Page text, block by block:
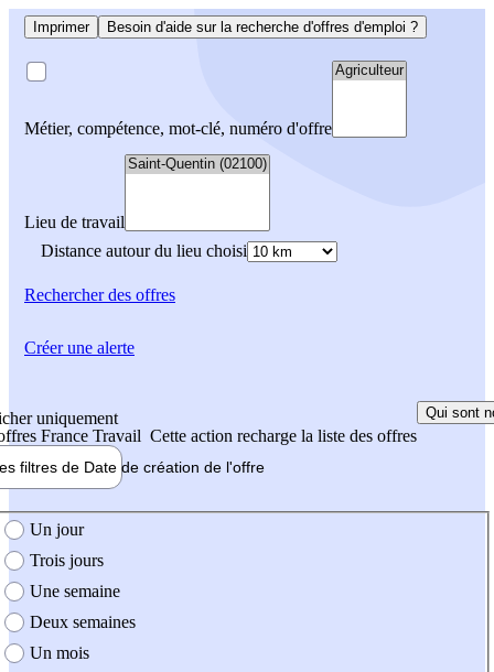
Imprimer Besoin d'aide sur la recherche d'offres d'emploi ?
Métier, compétence, mot-clé, numéro d'offre
Lieu de travail
Distance autour du lieu choisi
Rechercherdes offres
uniquement
France Travail Cette action recharge la liste des offres
Qui sont
filtres de Date de création de l'offre
création de l'offre
Un jour
Trois jours
Une semaine
Deux semaines
Un mois
Créer une alerte